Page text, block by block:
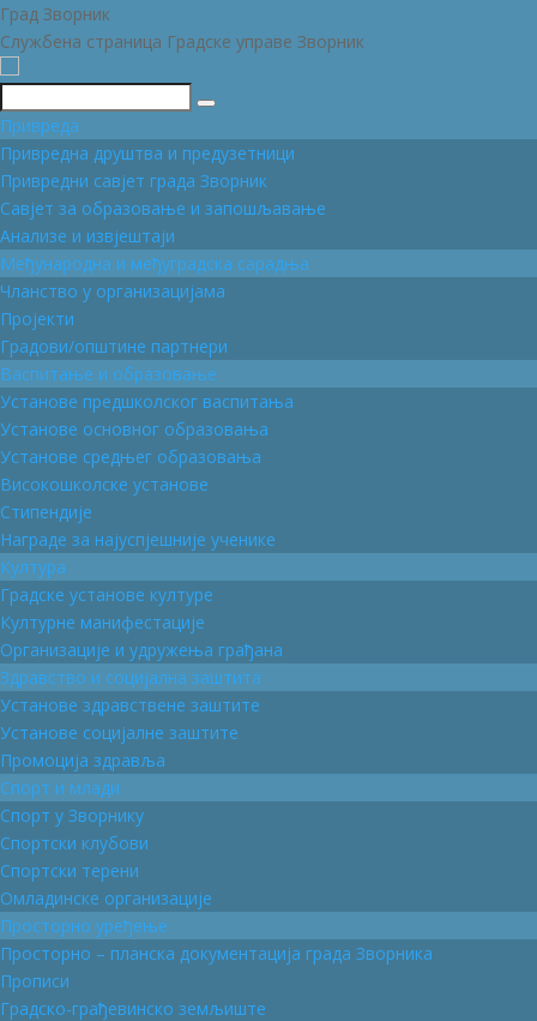
Град Зворник
Службена страница Градске управе Зворник
Претражи
Привреда
Привредна друштва и предузетници
Привредни савјет града Зворник
Савјет за образовање и запошљавање
Анализе и извјештаји
Међународна и међуградска сарадња
Чланство у организацијама
Пројекти
Градови/општине партнери
Васпитање и образовање
Установе предшколског васпитања
Установе основног образовања
Установе средњег образовања
Високошколске установе
Стипендије
Награде за најуспјешније ученике
Култура
Градске установе културе
Културне манифестације
Организације и удружења грађана
Здравство и социјална заштита
Установе здравствене заштите
Установе социјалне заштите
Промоција здравља
Спорт и млади
Спорт у Зворнику
Спортски клубови
Спортски терени
Омладинске организације
Просторно уређење
Просторно – планска документација града Зворника
Прописи
Градско-грађевинско земљиште